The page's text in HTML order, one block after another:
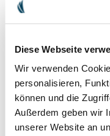
Diese Webseite
Wir verwenden
personalisieren,
können und die
Außerdem geben wir
unserer Website an
PASSE-TEMPS,
ACTIVITÉ
ACCESSOIRE
OU